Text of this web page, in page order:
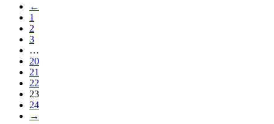
←
1
2
3
…
20
21
22
23
24
→